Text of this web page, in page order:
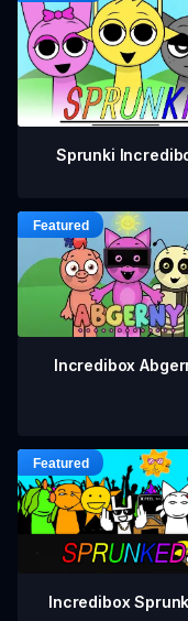
Sprunki
Incredibox
Incredibox